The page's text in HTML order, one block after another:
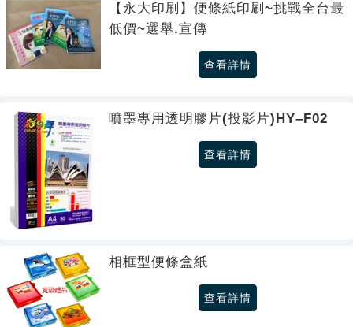
【永大印刷】便條紙印刷~挑戰全台最
低價~選舉.宣傳
查看詳情
噴墨專用透明膠片(投影片)HY–F02
查看詳情
相框型便條盒紙
查看詳情